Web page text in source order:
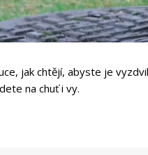
jak chtějí, abyste je
na chuť i vy.